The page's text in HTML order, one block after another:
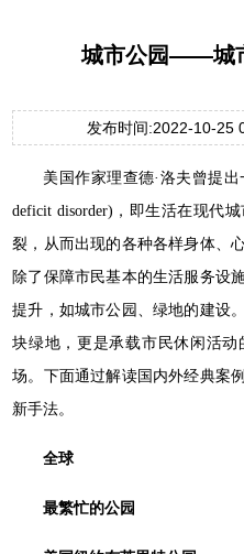
城市公园——城
发布时间:2022-10-25
美国作家理查德·洛夫曾提
deficit disorder)，即生活在现代
裂，从而出现的各种各样身体、
除了保障市民基本的生活服务设
提升，如城市公园、绿地的建设
块绿地，更是承载市民休闲活
场。下面通过解读国内外经典案
新手法。
全球
最繁忙的公园